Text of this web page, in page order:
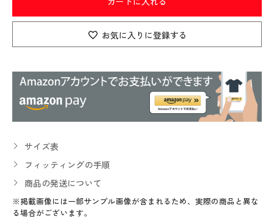
お気に入りに登録する
サイズ表
フィッティングの手順
商品の発送について
※掲載画像には一部サンプル画像が含まれるため、実際の商品と異な
る場合がございます。